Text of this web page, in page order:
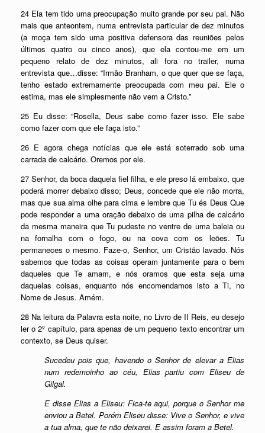
24 Ela tem tido uma preocupação muito grande por seu pai. Não
mais que anteontem, numa entrevista particular de dez minutos
(a moça tem sido uma positiva defensora das reuniões pelos
últimos quatro ou cinco anos), que ela contou-me em um
pequeno relato de dez minutos, ali fora no trailer, numa
entrevista que…disse: “Irmão Branham, o que quer que se faça,
tenho estado extremamente preocupada com meu pai. Ele o
estima, mas ele simplesmente não vem a Cristo.”
25 Eu disse: “Rosella, Deus sabe como fazer isso. Ele sabe
como fazer com que ele faça isto.”
26 E agora chega notícias que ele está soterrado sob uma
carrada de calcário. Oremos por ele.
27 Senhor, da boca daquela fiel filha, e ele preso lá embaixo, que
poderá morrer debaixo disso; Deus, concede que ele não morra,
mas que sua alma olhe para cima e lembre que Tu és Deus Que
pode responder a uma oração debaixo de uma pilha de calcário
da mesma maneira que Tu pudeste no ventre de uma baleia ou
na fornalha com o fogo, ou na cova com os leões. Tu
permaneces o mesmo. Faze-o, Senhor, um Cristão lavado. Nós
sabemos que todas as coisas operam juntamente para o bem
daqueles que Te amam, e nós oramos que esta seja uma
daquelas coisas, enquanto nós encomendamos isto a Ti, no
Nome de Jesus. Amém.
28 Na leitura da Palavra esta noite, no Livro de II Reis, eu desejo
ler o 2º capítulo, para apenas de um pequeno texto encontrar um
contexto, se Deus quiser.
Sucedeu pois que, havendo o Senhor de elevar a Elias
num redemoinho ao céu, Elias partiu com Eliseu de
Gilgal.
E disse Elias a Eliseu: Fica-te aqui, porque o Senhor me
enviou a Betel. Porém Eliseu disse: Vive o Senhor, e vive
a tua alma, que te não deixarei. E assim foram a Betel.